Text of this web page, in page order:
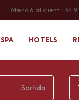
Atenció al client +34
SPA HOTELS
Sortida